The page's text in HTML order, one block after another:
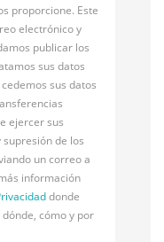
proporcione. Este
electrónico y
publicar los
sus datos
sus datos
ejercer sus
de los
un correo a
información
donde
cómo y por